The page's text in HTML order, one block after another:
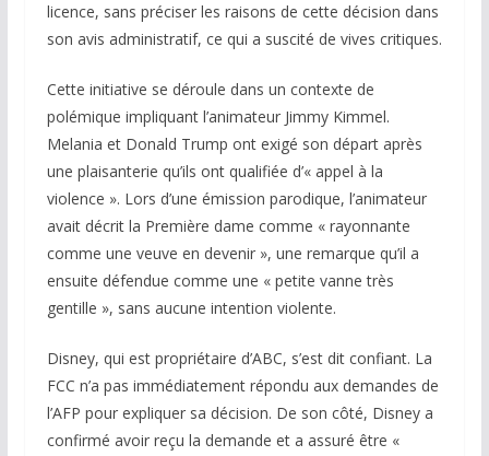
licence, sans préciser les raisons de cette décision dans
son avis administratif, ce qui a suscité de vives critiques.
Cette initiative se déroule dans un contexte de
polémique impliquant l’animateur Jimmy Kimmel.
Melania et Donald Trump ont exigé son départ après
une plaisanterie qu’ils ont qualifiée d’« appel à la
violence ». Lors d’une émission parodique, l’animateur
avait décrit la Première dame comme « rayonnante
comme une veuve en devenir », une remarque qu’il a
ensuite défendue comme une « petite vanne très
gentille », sans aucune intention violente.
Disney, qui est propriétaire d’ABC, s’est dit confiant. La
FCC n’a pas immédiatement répondu aux demandes de
l’AFP pour expliquer sa décision. De son côté, Disney a
confirmé avoir reçu la demande et a assuré être «